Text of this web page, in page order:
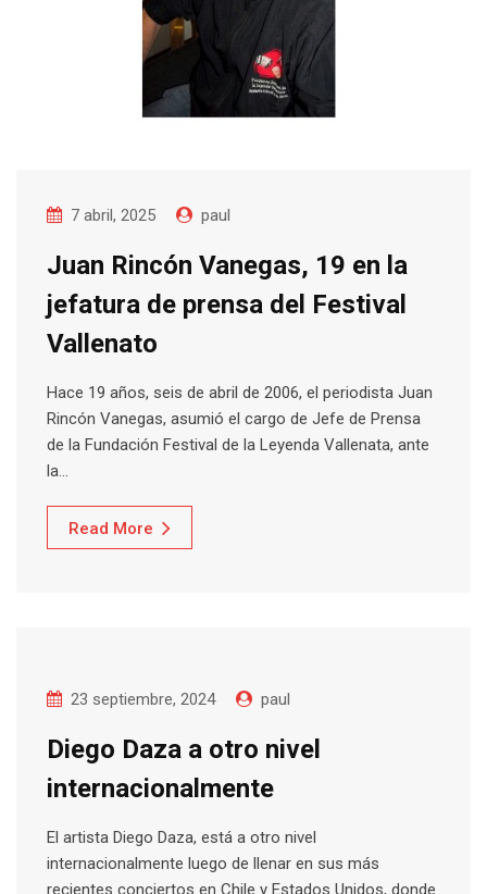
7 abril, 2025 paul
Juan Rincón Vanegas, 19 en la
jefatura de prensa del Festival
Vallenato
Hace 19 años, seis de abril de 2006, el periodista Juan
Rincón Vanegas, asumió el cargo de Jefe de Prensa
de la Fundación Festival de la Leyenda Vallenata, ante
la…
Read More
23 septiembre, 2024 paul
Diego Daza a otro nivel
internacionalmente
El artista Diego Daza, está a otro nivel
internacionalmente luego de llenar en sus más
recientes conciertos en Chile y Estados Unidos, donde